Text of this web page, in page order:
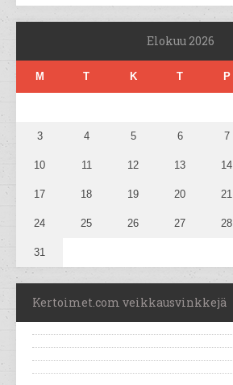
Elokuu 2026
M T K T P
3 4 5 6 7
10 11 12 13 14
17 18 19 20 21
24 25 26 27 28
31
Kertoimet.com veikkausvinkkejä